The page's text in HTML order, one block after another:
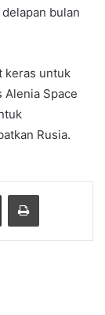
bulan
keras untuk
Alenia Space
Rusia.
Share via Email Print